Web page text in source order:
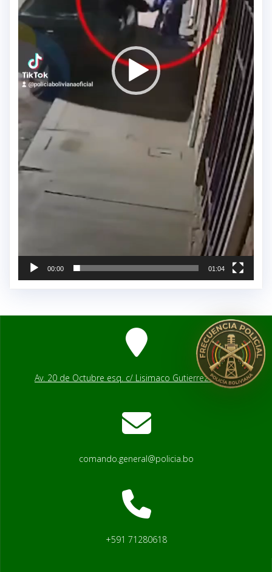
00:00 01:04
Av. 20 de Octubre esq. c/ Lisimaco Gutierrez # 2541
comando.general@policia.bo
+591 71280618